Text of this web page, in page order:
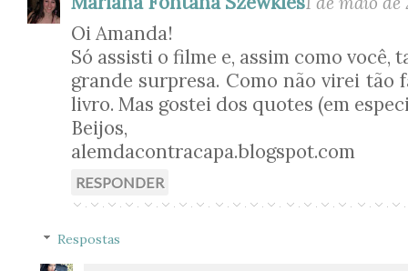
Oi Amanda!
Só assisti o filme e, assim como você,
grande surpresa. Como não virei tão
livro. Mas gostei dos quotes (em
Beijos,
alemdacontracapa.blogspot.com
RESPONDER
Respostas